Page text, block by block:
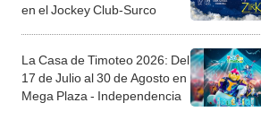
en el Jockey Club-Surco
La Casa de Timoteo 2026: Del
17 de Julio al 30 de Agosto en
Mega Plaza - Independencia